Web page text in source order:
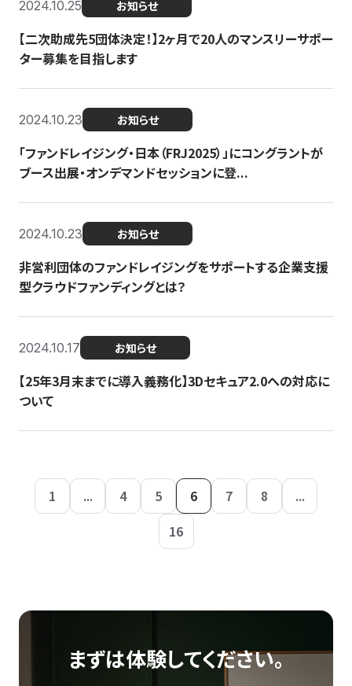
2024.10.25 お知らせ
【二次助成先5団体決定！】2ヶ月で20人のマンスリーサポー
ター募集を目指します
2024.10.23 お知らせ
「ファンドレイジング・日本（FRJ2025）」にコングラントが
ブース出展・オンデマンドセッションに登...
2024.10.23 お知らせ
非営利団体のファンドレイジングをサポートする企業支援
型クラウドファンディングとは？
2024.10.17 お知らせ
【25年3月末までに導入義務化】3Dセキュア2.0への対応に
ついて
1 ... 4 5 6 7 8
...
16
まずは体験してください。